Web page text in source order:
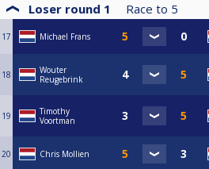
Loser round 1 Race to 5
17 Michael Frans
18
Wouter
Reugebrink
19
Timothy
Voortman
20 Chris Mollien